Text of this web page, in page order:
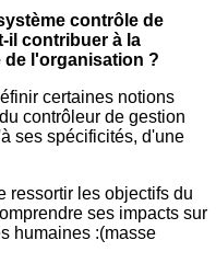
contrôle de
il contribuer à la
l'organisation ?
certaines notions
contrôleur de gestion
ses spécificités, d'une
ressortir les objectifs du
ses impacts sur
humaines :(masse